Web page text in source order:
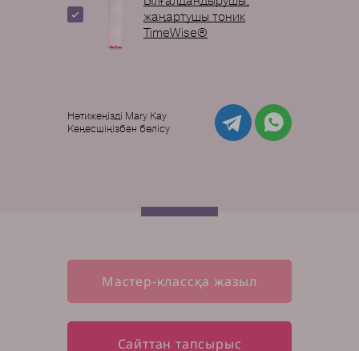
жаңартушы тоник
TimeWise®
Нәтижеңізді Mary Kay
Кеңесшіңізбен бөлісу
Мастер-классқа жазыл
Сайттан тапсырыс